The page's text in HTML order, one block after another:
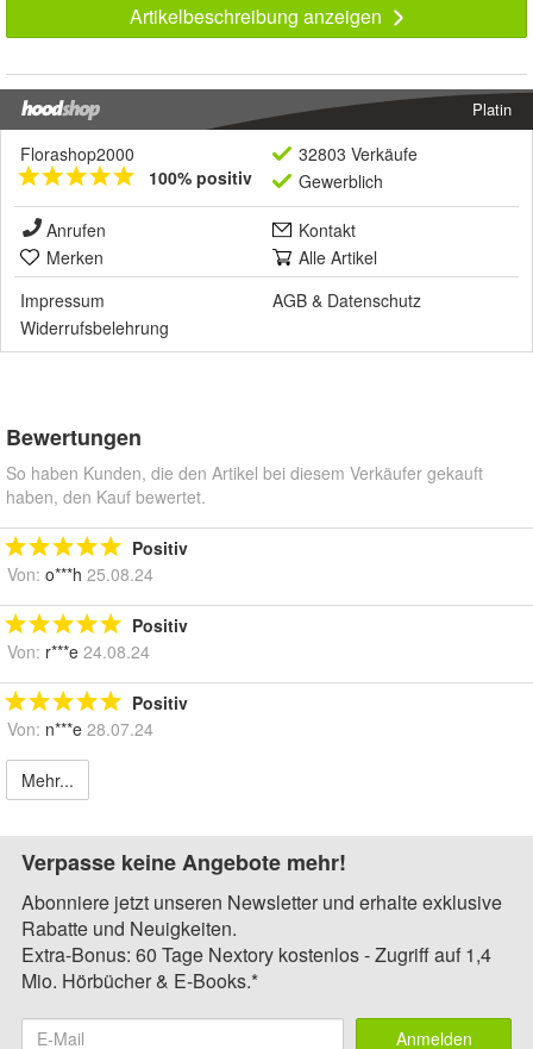
Artikelbeschreibung anzeigen
Platin
Florashop2000
100% positiv
32803 Verkäufe
Gewerblich
Anrufen
Kontakt
Merken
Alle Artikel
Impressum
AGB & Datenschutz
Widerrufsbelehrung
Bewertungen
So haben Kunden, die den Artikel bei diesem Verkäufer gekauft
haben, den Kauf bewertet.
Positiv
Von: o***h 25.08.24
Positiv
Von: r***e 24.08.24
Positiv
Von: n***e 28.07.24
Mehr...
Verpasse keine Angebote mehr!
Abonniere jetzt unseren Newsletter und erhalte exklusive
Rabatte und Neuigkeiten.
Extra-Bonus: 60 Tage Nextory kostenlos - Zugriff auf 1,4
Mio. Hörbücher & E-Books.*
Anmelden